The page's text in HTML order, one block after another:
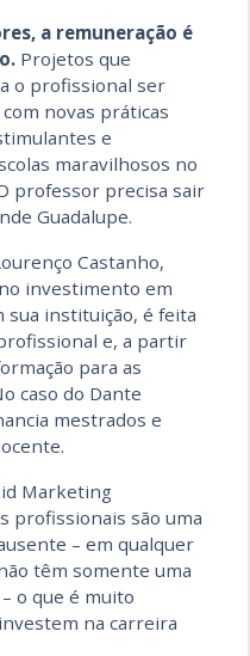
a remuneração é
Projetos que
o profissional ser
novas práticas
e
maravilhosos no
professor precisa sair
Guadalupe.
Castanho,
investimento em
sua instituição, é feita
e, a partir
para as
caso do Dante
mestrados e
Marketing
profissionais são uma
– em qualquer
têm somente uma
o que é muito
na carreira